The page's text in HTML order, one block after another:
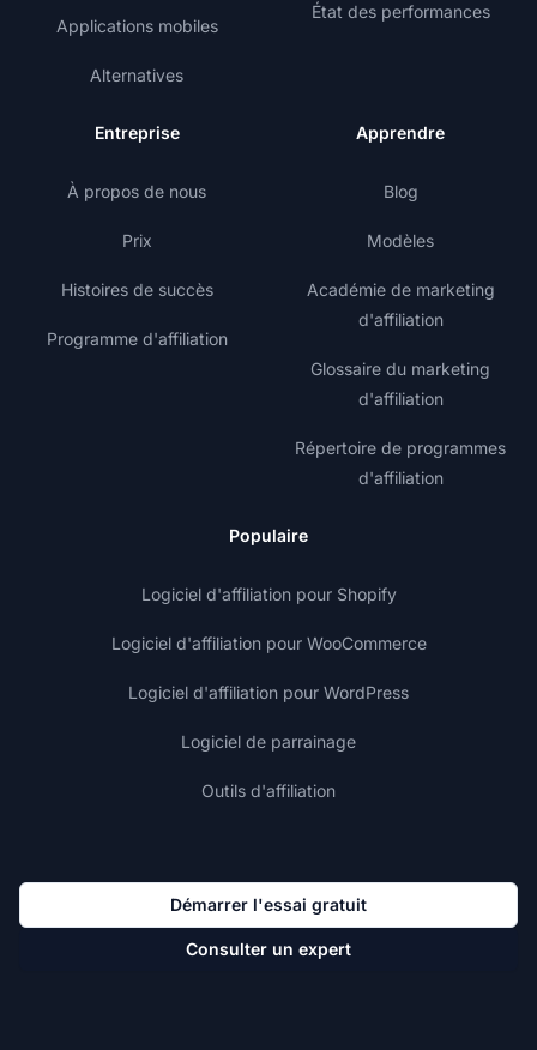
Applications mobiles
Alternatives
État des performances
Entreprise
À propos de nous
Prix
Histoires de succès
Programme d'affiliation
Apprendre
Blog
Modèles
Académie de marketing
d'affiliation
Glossaire du marketing
d'affiliation
Répertoire de programmes
d'affiliation
Populaire
Logiciel d'affiliation pour Shopify
Logiciel d'affiliation pour WooCommerce
Logiciel d'affiliation pour WordPress
Logiciel de parrainage
Outils d'affiliation
Démarrer l'essai gratuit
Consulter un expert